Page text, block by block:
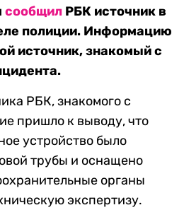
сообщил РБК источник в
полиции. Информацию
источник, знакомый с
РБК, знакомого с
пришло к выводу, что
устройство было
трубы и оснащено
органы
экспертизу.